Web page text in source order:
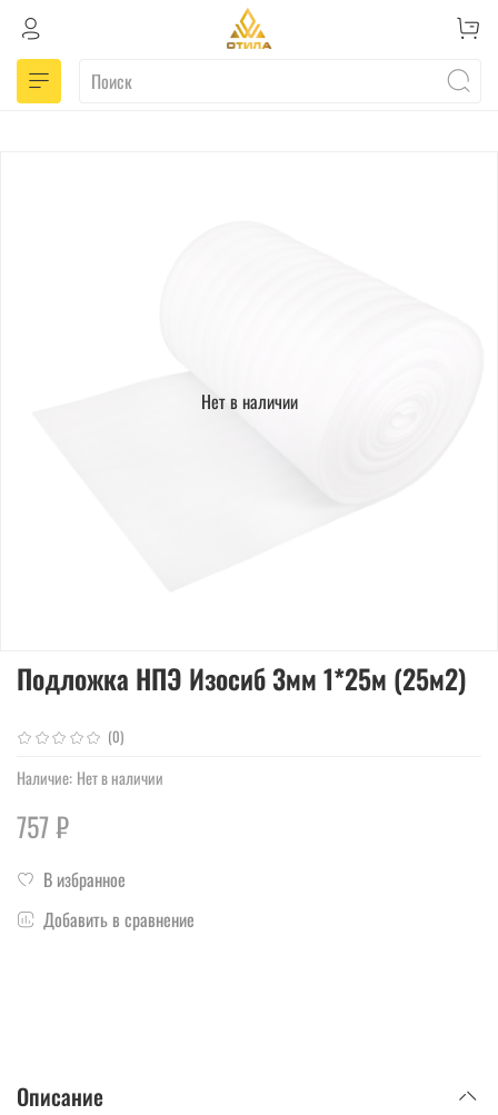
Нет в наличии
(0)
Наличие: Нет в наличии
Подложка НПЭ Изосиб 3мм 1*25м (25м2)
757 ₽
В избранное
Добавить в сравнение
Описание